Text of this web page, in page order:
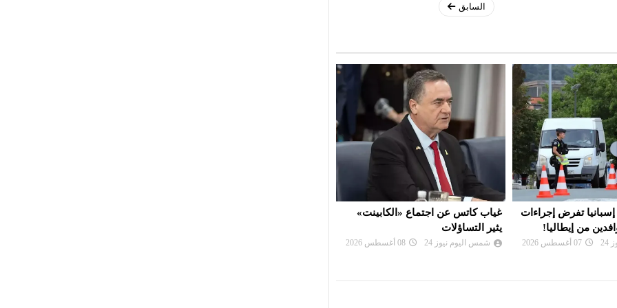
السابق
«الكابينت»
08 أغسطس 2026
بين إيران وسلطنة عمان.. أمريكا تتوقع
اتفاقا بشأن هرمز قريبا
شمس اليوم نيوز 24 08 أغسطس 2026